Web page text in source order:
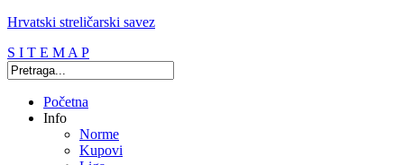
Hrvatski streličarski savez
S I T E M A P
Početna
Info
Norme
Kupovi